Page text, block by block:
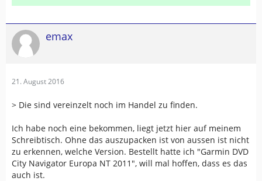
emax
21. August 2016
> Die sind vereinzelt noch im Handel zu finden.
Ich habe noch eine bekommen, liegt jetzt hier auf meinem
Schreibtisch. Ohne das auszupacken ist von aussen ist nicht
zu erkennen, welche Version. Bestellt hatte ich "Garmin DVD
City Navigator Europa NT 2011", will mal hoffen, dass es das
auch ist.